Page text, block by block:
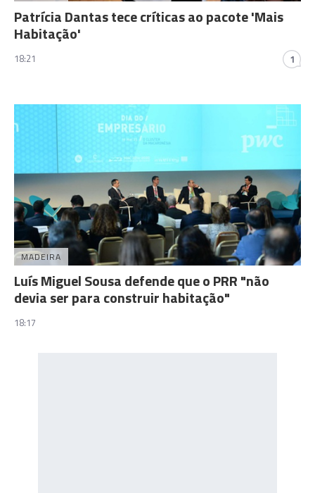
Patrícia Dantas tece críticas ao pacote 'Mais
Habitação'
18:21 1
MADEIRA
Luís Miguel Sousa defende que o PRR "não
devia ser para construir habitação"
18:17